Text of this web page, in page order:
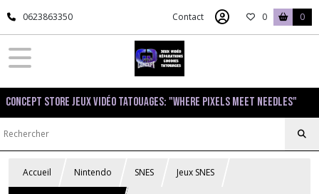
0623863350 Contact 0 0
Concept Store Jeux Vidéo Tatouages: "Where pixels meet needles"
Accueil Nintendo SNES Jeux SNES